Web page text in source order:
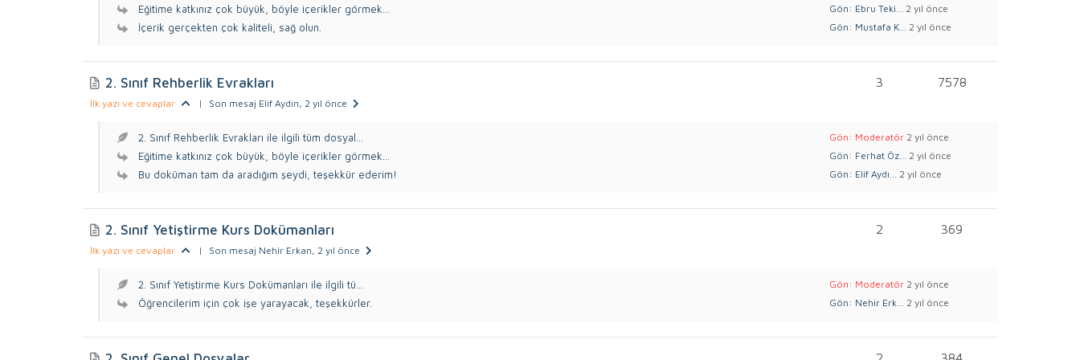
Eğitime katkınız çok büyük, böyle içerikler görmek... Gön: Ebru Teki... 2 yıl önce
İçerik gerçekten çok kaliteli, sağ olun. Gön: Mustafa K... 2 yıl önce
2. Sınıf Rehberlik Evrakları
İlk yazı ve cevaplar | Son mesaj Elif Aydın, 2 yıl önce
7578
3
2. Sınıf Rehberlik Evrakları ile ilgili tüm dosyal... Gön: Moderatör 2 yıl önce
Eğitime katkınız çok büyük, böyle içerikler görmek... Gön: Ferhat Öz... 2 yıl önce
Bu doküman tam da aradığım şeydi, teşekkür ederim! Gön: Elif Aydı... 2 yıl önce
2. Sınıf Yetiştirme Kurs Dokümanları
İlk yazı ve cevaplar | Son mesaj Nehir Erkan, 2 yıl önce
369
2
2. Sınıf Yetiştirme Kurs Dokümanları ile ilgili tü... Gön: Moderatör 2 yıl önce
Öğrencilerim için çok işe yarayacak, teşekkürler. Gön: Nehir Erk... 2 yıl önce